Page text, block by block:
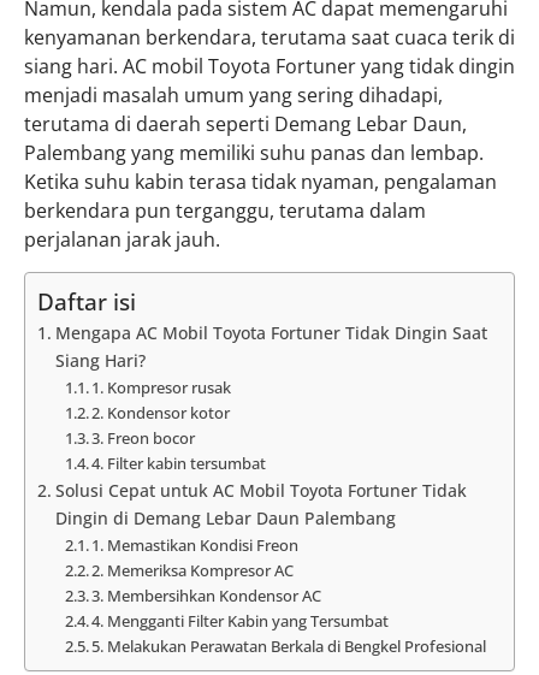
Namun, kendala pada sistem AC dapat memengaruhi
kenyamanan berkendara, terutama saat cuaca terik di
siang hari. AC mobil Toyota Fortuner yang tidak dingin
menjadi masalah umum yang sering dihadapi,
terutama di daerah seperti Demang Lebar Daun,
Palembang yang memiliki suhu panas dan lembap.
Ketika suhu kabin terasa tidak nyaman, pengalaman
berkendara pun terganggu, terutama dalam
perjalanan jarak jauh.
Daftar isi
Mengapa AC Mobil Toyota Fortuner Tidak Dingin Saat
Siang Hari?
1. Kompresor rusak
2. Kondensor kotor
3. Freon bocor
4. Filter kabin tersumbat
Solusi Cepat untuk AC Mobil Toyota Fortuner Tidak
Dingin di Demang Lebar Daun Palembang
1. Memastikan Kondisi Freon
2. Memeriksa Kompresor AC
3. Membersihkan Kondensor AC
4. Mengganti Filter Kabin yang Tersumbat
5. Melakukan Perawatan Berkala di Bengkel Profesional